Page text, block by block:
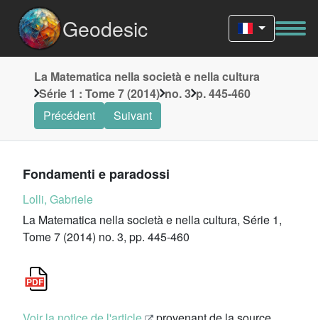
Geodesic
La Matematica nella società e nella cultura
Série 1 : Tome 7 (2014) no. 3 p. 445-460
Précédent
Suivant
Fondamenti e paradossi
Lolli, Gabriele
La Matematica nella società e nella cultura, Série 1,
Tome 7 (2014) no. 3, pp. 445-460